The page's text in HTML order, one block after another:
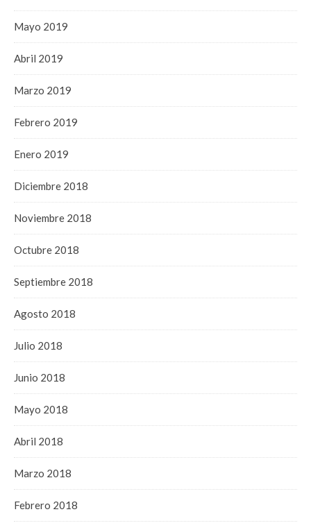
Mayo 2019
Abril 2019
Marzo 2019
Febrero 2019
Enero 2019
Diciembre 2018
Noviembre 2018
Octubre 2018
Septiembre 2018
Agosto 2018
Julio 2018
Junio 2018
Mayo 2018
Abril 2018
Marzo 2018
Febrero 2018